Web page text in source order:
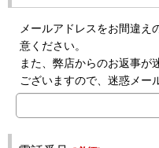
メールアドレスをお間違え
意ください。
また、弊店からのお返事が
ございますので、迷惑メー